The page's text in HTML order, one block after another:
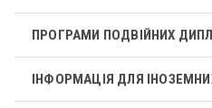
ПРОГРАМИ ПОДВІЙНИХ
ІНФОРМАЦІЯ ДЛЯ